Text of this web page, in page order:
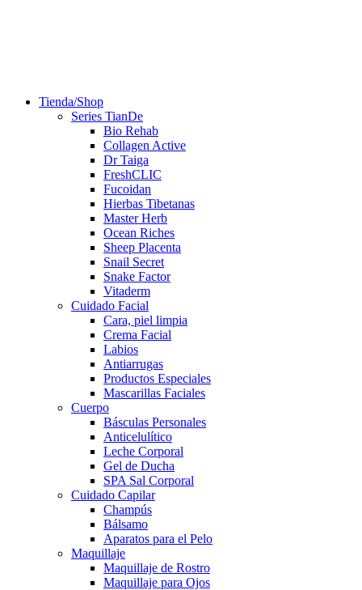
Tienda/Shop
Series TianDe
Bio Rehab
Collagen Active
Dr Taiga
FreshCLIC
Fucoidan
Hierbas Tibetanas
Master Herb
Ocean Riches
Sheep Placenta
Snail Secret
Snake Factor
Vitaderm
Cuidado Facial
Cara, piel limpia
Crema Facial
Labios
Antiarrugas
Productos Especiales
Mascarillas Faciales
Cuerpo
Básculas Personales
Anticelulítico
Leche Corporal
Gel de Ducha
SPA Sal Corporal
Cuidado Capilar
Champús
Bálsamo
Aparatos para el Pelo
Maquillaje
Maquillaje de Rostro
Maquillaje para Ojos